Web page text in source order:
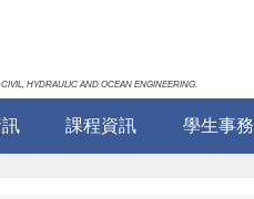
HYDRAULIC AND OCEAN ENGINEERING.
課程資訊 學生事務